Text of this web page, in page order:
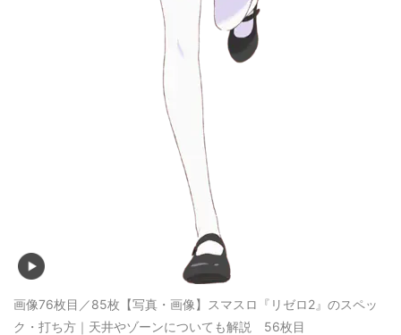
画像76枚目／85枚 【写真・画像】スマスロ『リゼロ2』のスペッ
ク・打ち方｜天井やゾーンについても解説 56枚目